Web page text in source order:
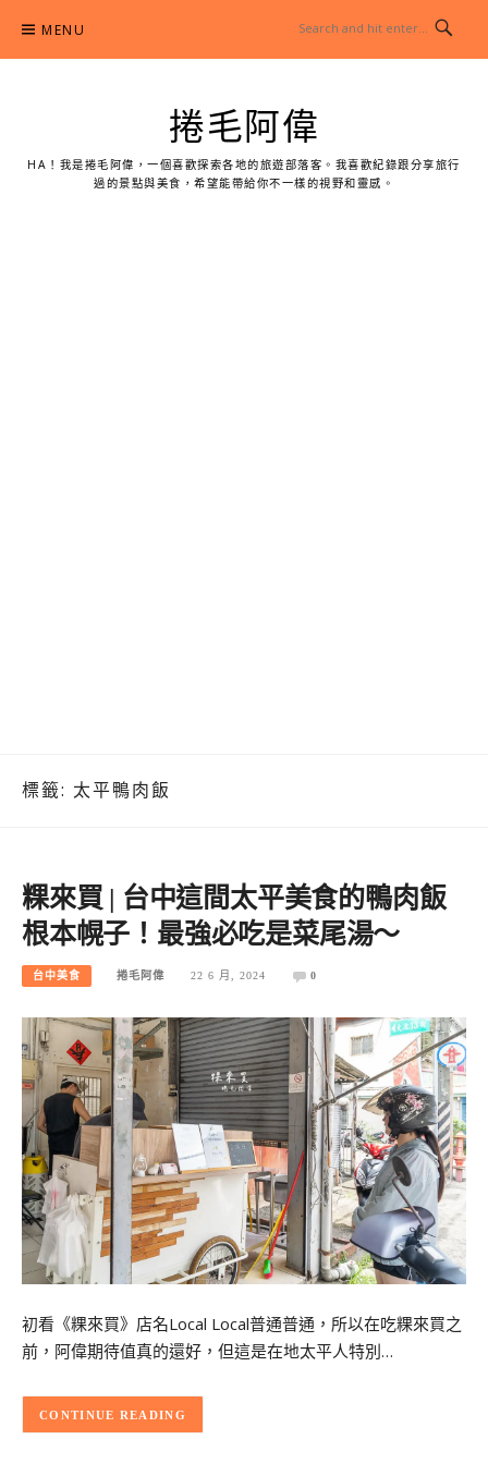
content
MENU
捲毛阿偉
HA！我是捲毛阿偉，一個喜歡探索各地的旅遊部落客。我喜歡紀錄跟分享旅行
過的景點與美食，希望能帶給你不一樣的視野和靈感。
標籤: 太平鴨肉飯
粿來買 | 台中這間太平美食的鴨肉飯
根本幌子！最強必吃是菜尾湯～
台中美食 捲毛阿偉 22 6 月, 2024 0
初看《粿來買》店名Local Local普通普通，所以在吃粿來買之
前，阿偉期待值真的還好，但這是在地太平人特別…
CONTINUE READING